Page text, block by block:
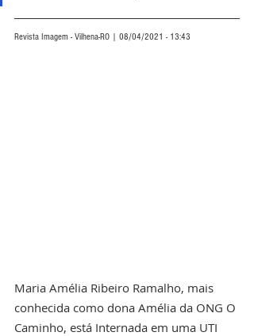
Revista Imagem - Vilhena-RO | 08/04/2021 - 13:43
Maria Amélia Ribeiro Ramalho, mais
conhecida como dona Amélia da ONG O
Caminho, está Internada em uma UTI